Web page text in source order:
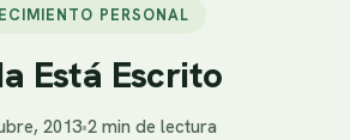
PERSONAL
Está Escrito
2013•2 min de lectura